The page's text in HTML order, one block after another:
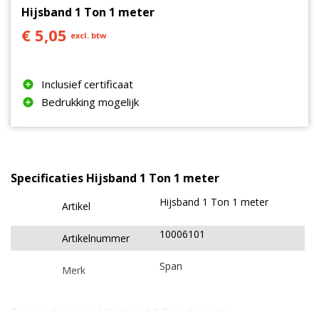
Heb je advies nodig voor jouw project? Neem dan
Hijsband 1 Ton 1 meter
€ 5,05 excl. btw
Inclusief certificaat
Bedrukking mogelijk
Specificaties Hijsband 1 Ton 1 meter
Artikel Hijsband 1 Ton 1 meter
Artikelnummer 10006101
Merk Span